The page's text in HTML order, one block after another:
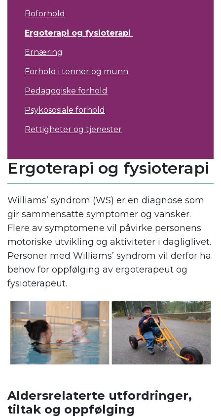
Boforhold
Ergoterapi og fysioterapi
Ernæring
Forhold i tenner og munn
Pedagogiske forhold
Psykososiale forhold
Rettigheter og tjenester
Ergoterapi og fysioterapi
Williams’ syndrom (WS) er en diagnose som
gir sammensatte symptomer og vansker.
Flere av symptomene vil påvirke personens
motoriske utvikling og aktiviteter i dagliglivet.
Personer med Williams’ syndrom vil derfor ha
behov for oppfølging av ergoterapeut og
fysioterapeut.
Aldersrelaterte utfordringer,
tiltak og oppfølging